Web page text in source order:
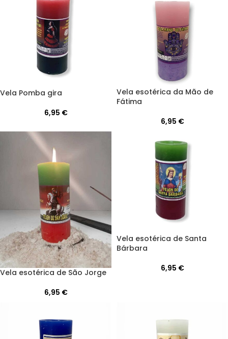
Vela Pomba gira
6,95 €
Vela esotérica da Mão de
Fátima
6,95 €
Vela esotérica de São Jorge
6,95 €
Vela esotérica de Santa
Bárbara
6,95 €